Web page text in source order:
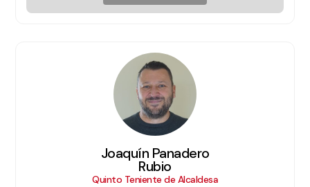
Joaquín Panadero
Rubio
Quinto Teniente de Alcaldesa